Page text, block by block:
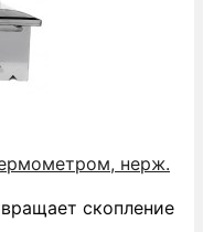
нерж.
скопление